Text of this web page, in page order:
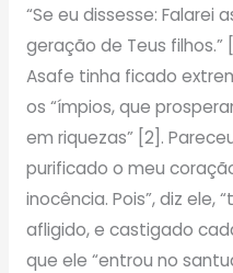
“Se eu dissesse: Falarei
geração de Teus filhos.”
Asafe tinha ficado
os “ímpios, que
em riquezas” [2].
purificado o meu
inocência. Pois”, diz ele,
afligido, e castigado
que ele “entrou no